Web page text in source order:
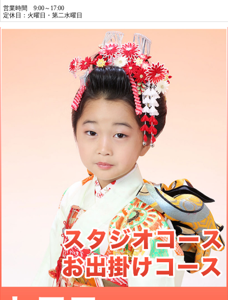
営業時間 9:00～17:00
定休日：火曜日・第二水曜日